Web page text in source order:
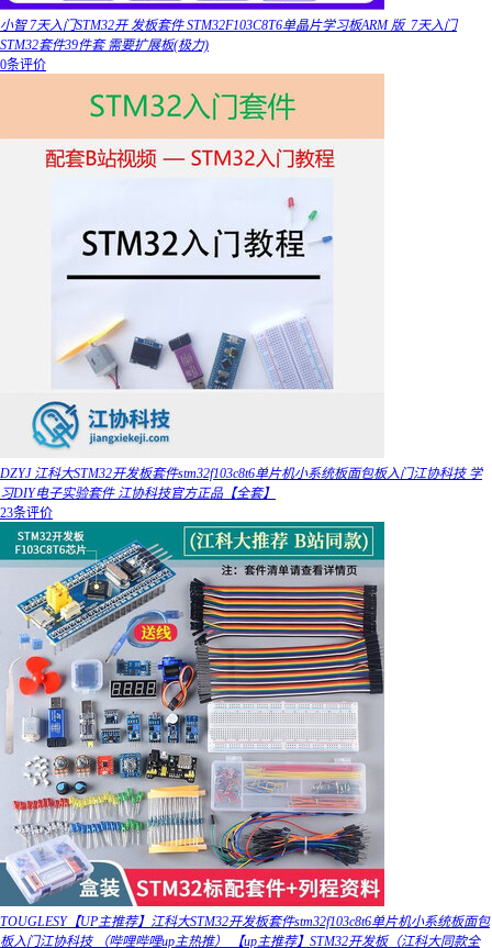
小智 7天入门STM32开 发板套件 STM32F103C8T6单晶片学习板ARM 版_7天入门
STM32套件39件套 需要扩展板(极力)
0条评价
DZYJ 江科大STM32开发板套件stm32f103c8t6单片机小系统板面包板入门江协科技 学
习DIY电子实验套件 江协科技官方正品【全套】
23条评价
TOUGLESY【UP主推荐】江科大STM32开发板套件stm32f103c8t6单片机小系统板面包
板入门江协科技 （哔哩哔哩up主热推） 【up主推荐】STM32开发板（江科大同款全